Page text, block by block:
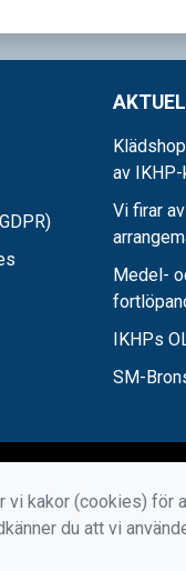
av
Vi firar
Medel-
IKHPs
SM-
vi kakor (cookies)
du att vi